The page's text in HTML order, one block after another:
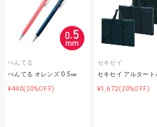
ぺんてる
ぺんてる オレンズ 0.5㎜
¥440(20%OFF)
セキセイ
セキセイ アルタート
¥1,672(20%OFF)